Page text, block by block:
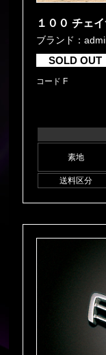
１００ チェ
ブランド：
SOLD OUT
コード F
素地
送料区分